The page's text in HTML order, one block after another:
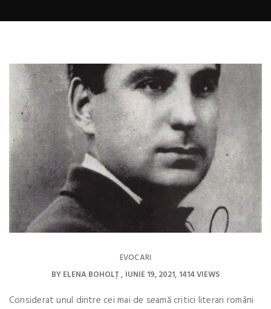
EVOCARI
BYELENA BOHOLȚ IUNIE 19, 2021 1414 VIEWS
Considerat unul dintre cei mai de seamă critici literari români